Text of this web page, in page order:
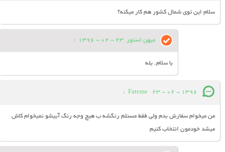
سلام این توی شمال کشور هم کار میکنه؟
میهن استور 23 - 02 - 1396
:
با سلام. بله
Fateme 23 - 02 - 1396
:
من میخوام سفارش بدم ولی فقط مسئلم رنگشه ب هیچ وجه رنگ آبیشو نمیخوام کاش
میشد خودمون انتخاب کنیم